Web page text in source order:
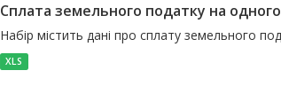
Сплата земельного податку на
Набір містить дані про сплату земельного
XLS